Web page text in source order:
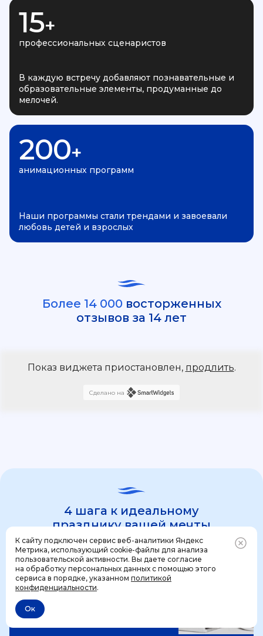
Позвонить+7 (499) 444-31-53
К сайту подключен сервис веб-аналитики Яндекс
Метрика, использующий cookie-файлы для анализа
пользовательской активности. Вы даете согласие
на обработку персональных данных с помощью этого
сервиса в порядке, указанном политикой
конфиденциальности.
Ок
15+
профессиональных сценаристов
В каждую встречу добавляют познавательные и
образовательные элементы, продуманные до
мелочей.
200+
анимационных программ
Наши программы стали трендами и завоевали
любовь детей и взрослых
Более 14 000восторженных
отзывов за 14 лет
Показ виджета приостановлен, продлить.
Сделано на
4 шага к идеальному
празднику вашей мечты
1 шаг